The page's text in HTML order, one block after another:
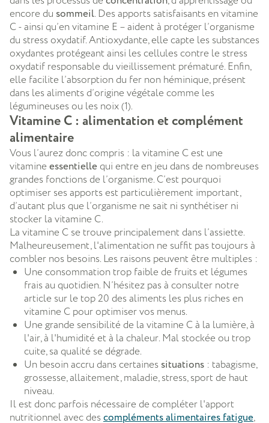
encore du sommeil. Des apports satisfaisants en vitamine
C - ainsi qu’en vitamine E – aident à protéger l’organisme
du stress oxydatif. Antioxydante, elle capte les substances
oxydantes protégeant ainsi les cellules contre le stress
oxydatif responsable du vieillissement prématuré. Enfin,
elle facilite l’absorption du fer non héminique, présent
dans les aliments d’origine végétale comme les
légumineuses ou les noix (1).
Vitamine C : alimentation et complément
alimentaire
Vous l’aurez donc compris : la vitamine C est une
vitamine essentielle qui entre en jeu dans de nombreuses
grandes fonctions de l’organisme. C’est pourquoi
optimiser ses apports est particulièrement important,
d’autant plus que l’organisme ne sait ni synthétiser ni
stocker la vitamine C.
La vitamine C se trouve principalement dans l’assiette.
Malheureusement, l'alimentation ne suffit pas toujours à
combler nos besoins. Les raisons peuvent être multiples :
Une consommation trop faible de fruits et légumes
frais au quotidien. N’hésitez pas à consulter notre
article sur le top 20 des aliments les plus riches en
vitamine C pour optimiser vos menus.
Une grande sensibilité de la vitamine C à la lumière, à
l'air, à l'humidité et à la chaleur. Mal stockée ou trop
cuite, sa qualité se dégrade.
Un besoin accru dans certaines situations : tabagisme,
grossesse, allaitement, maladie, stress, sport de haut
niveau.
Il est donc parfois nécessaire de compléter l'apport
nutritionnel avec descompléments alimentaires fatigue,